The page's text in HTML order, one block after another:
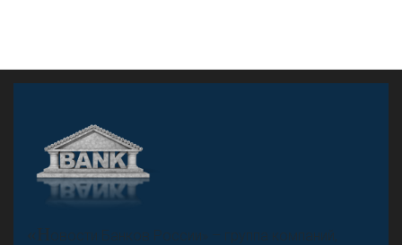
«Н
овости Банков России» – группа компаний,